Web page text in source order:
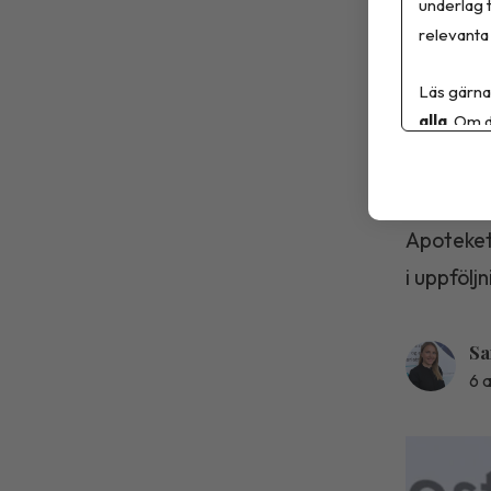
i
6
underlag
relevanta
Läs
alla .